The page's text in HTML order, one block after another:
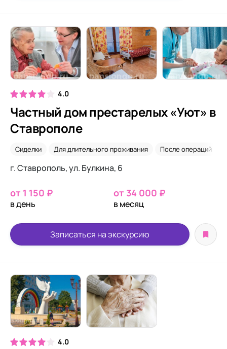
4.0
Частный дом престарелых «Уют» в
Ставрополе
Сиделки Для длительного проживания После операций
г. Ставрополь, ул. Булкина, 6
от 1 150 ₽
в день
от 34 000 ₽
в месяц
Записаться на экскурсию
4.0